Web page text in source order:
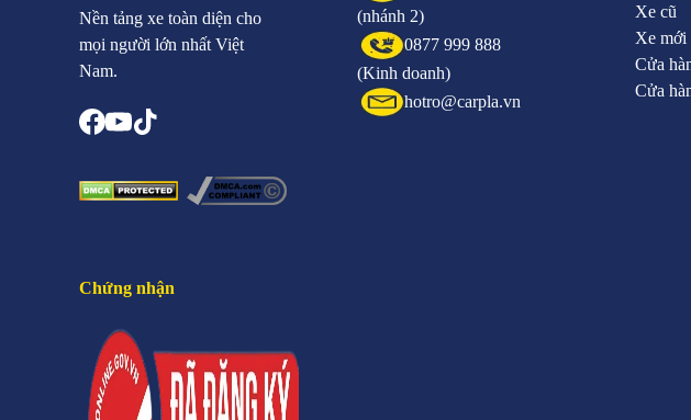
Nền tảng xe toàn diện cho
mọi người lớn nhất Việt
Nam.
(nhánh 2)
0877 999 888
(Kinh doanh)
hotro@carpla.vn
Xe cũ
Xe mới
Cửa
Cửa
Chứng nhận